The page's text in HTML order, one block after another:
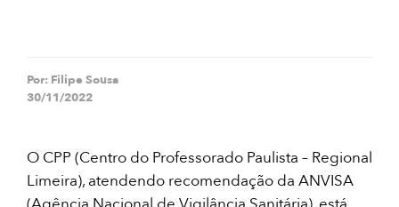
Por: Filipe Sousa
30/11/2022
O CPP (Centro do Professorado Paulista – Regional
Limeira), atendendo recomendação da ANVISA